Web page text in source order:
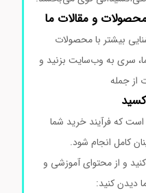
و مقالات ما
بیشتر با محصولات
به وب‌سایت بزنید و
جمله
که فرآیند خرید شما
کامل انجام شود.
و از محتوای آموزشی و
کنید: